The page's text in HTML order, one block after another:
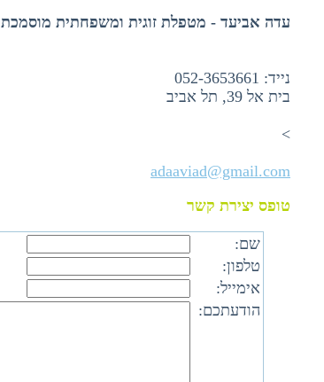
עדה אביעד - מטפלת זוגית ומשפחתית מוסמכת
נייד: 052-3653661
בית אל 39, תל אביב
>
adaaviad@gmail.com
טופס יצירת קשר
שם:
טלפון:
אימייל:
הודעתכם: